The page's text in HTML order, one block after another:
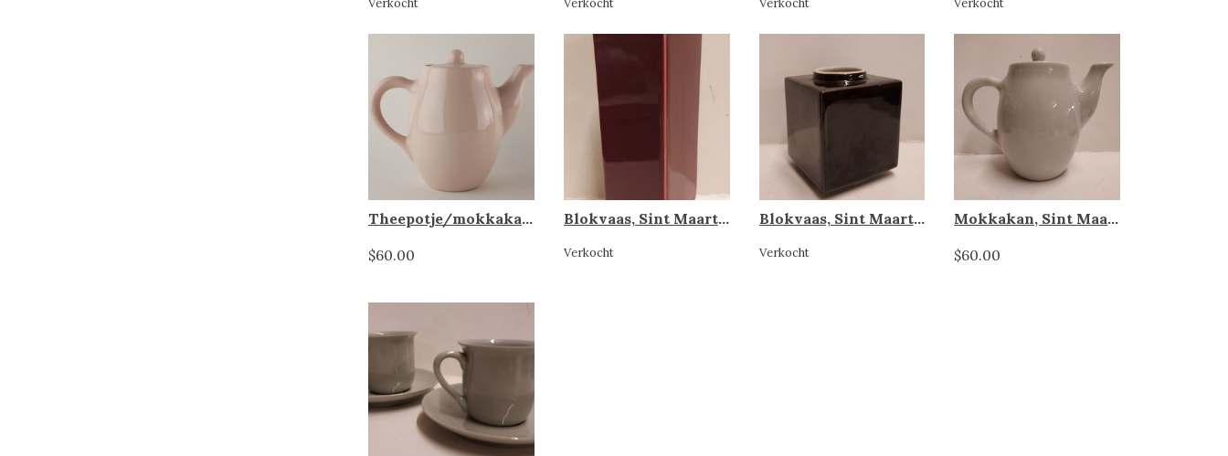
Theepotje/mokkakan, Sint Maarten Porselein Rhenen
$60.00
Blokvaas, Sint Maarten porselein
Verkocht
Blokvaas, Sint Maarten Porselein
Verkocht
Mokkakan, Sint Maarten porselein
$60.00